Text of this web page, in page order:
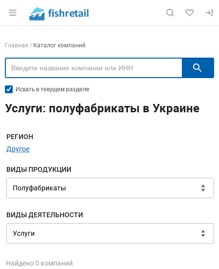
Раздел навигации по сайту fishretail.ru
Навигация по компаниям
Главная Каталог компаний
Искать в текущем разделе
Услуги: полуфабрикаты в Украине
Меню навигации
РЕГИОН
Другое
ВИДЫ ПРОДУКЦИИ
ВИДЫ ДЕЯТЕЛЬНОСТИ
Найдено 0 компаний